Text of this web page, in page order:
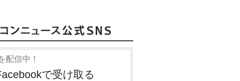
配信中！
で受け取る